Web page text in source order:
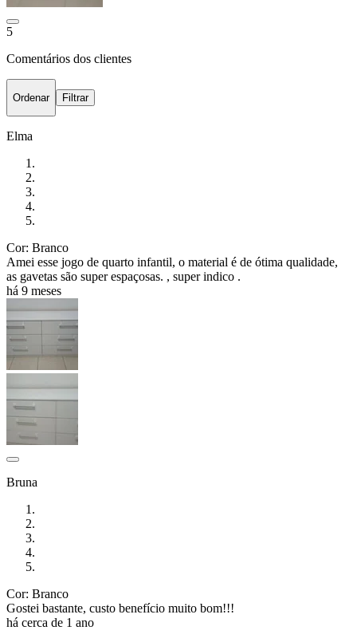
5
Comentários dos clientes
Ordenar Filtrar
Elma
Cor: Branco
Amei esse jogo de quarto infantil, o material é de ótima qualidade,
as gavetas são super espaçosas. , super indico .
há 9 meses
Bruna
Cor: Branco
Gostei bastante, custo benefício muito bom!!!
há cerca de 1 ano